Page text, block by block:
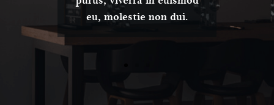
eu, molestie non dui.